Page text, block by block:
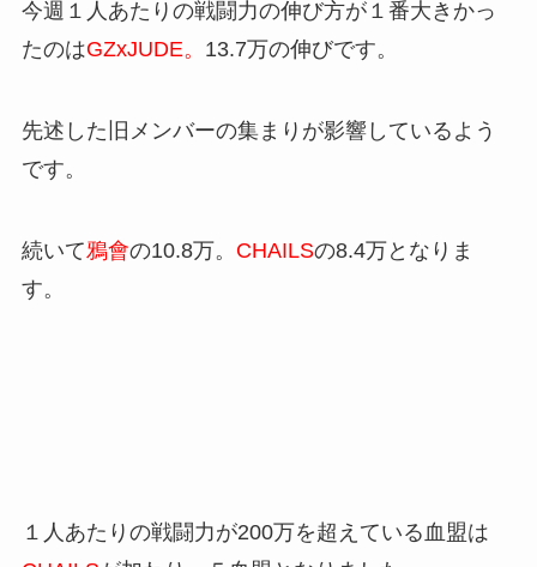
今週１人あたりの戦闘力の伸び方が１番大きかっ
たのはGZxJUDE。 13.7万の伸びです。
先述した旧メンバーの集まりが影響しているよう
です。
続いて鴉會の10.8万。 CHAILSの8.4万となりま
す。
１人あたりの戦闘力が200万を超えている血盟は